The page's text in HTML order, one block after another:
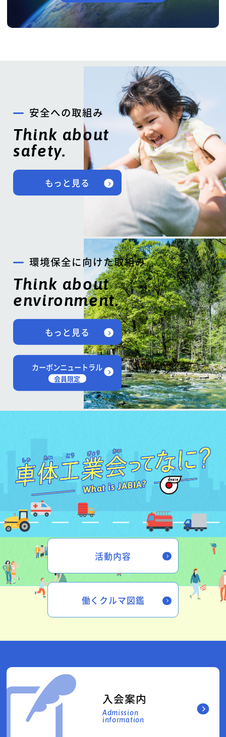
安全への取組み
Think about
safety.
もっと見る
環境保全に向けた取組み
Think about
environment.
もっと見る
カーボンニュートラル
会員限定
活動内容
働くクルマ図鑑
入会案内
Admission
information